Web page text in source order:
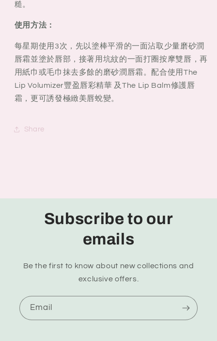
糙。
使用方法：
每星期使用3次，先以塗棒平滑的一面沾取少量磨砂潤
唇霜並塗於唇部，接著用坑紋的一面打圈按摩雙唇，再
用紙巾或毛巾抹去多餘的磨砂潤唇霜。配合使用The
Lip Volumizer豐盈唇彩精華 及The Lip Balm修護唇
霜，更可誘發極緻美唇蛻變。
Share
Subscribe to our
emails
Be the first to know about new collections and
exclusive offers.
Email